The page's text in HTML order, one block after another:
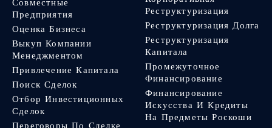
Предприятия
Оценка Бизнеса
Выкуп Компании
Менеджментом
Привлечение Капитала
Поиск Сделок
Отбор Инвестиционных
Сделок
Реструктуризация
Реструктуризация Долга
Реструктуризация
Капитала
Промежуточное
Финансирование
Финансирование
Искусства И Кредиты
На Предметы Роскоши